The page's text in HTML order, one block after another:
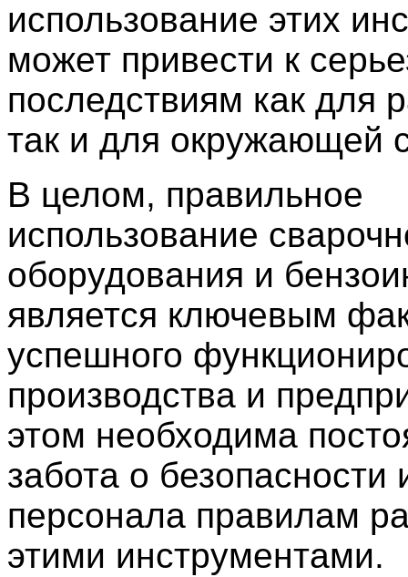
использование этих
может привести к
последствиям как для
так и для окружающей
В целом, правильное
использование
оборудования и
является ключевым
успешного
производства и
этом необходима
забота о безопасности
персонала правилам
этими инструментами.